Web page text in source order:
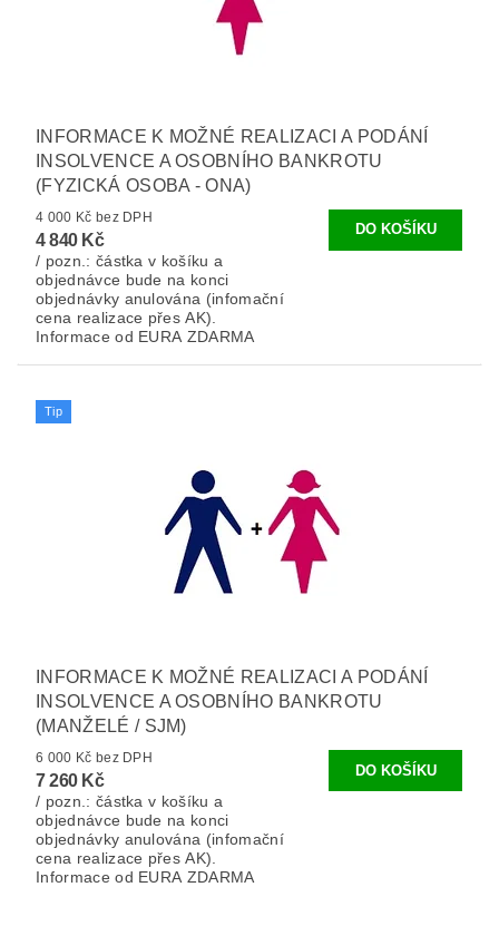
INFORMACE K MOŽNÉ REALIZACI A PODÁNÍ
INSOLVENCE A OSOBNÍHO BANKROTU
(FYZICKÁ OSOBA - ONA)
4 000 Kč bez DPH
4 840 Kč
/ pozn.: částka v košíku a
objednávce bude na konci
objednávky anulována (infomační
cena realizace přes AK).
Informace od EURA ZDARMA
Tip
INFORMACE K MOŽNÉ REALIZACI A PODÁNÍ
INSOLVENCE A OSOBNÍHO BANKROTU
(MANŽELÉ / SJM)
6 000 Kč bez DPH
7 260 Kč
/ pozn.: částka v košíku a
objednávce bude na konci
objednávky anulována (infomační
cena realizace přes AK).
Informace od EURA ZDARMA